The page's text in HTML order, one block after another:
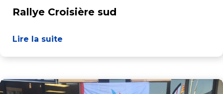
Rallye Croisière sud
Lire la suite